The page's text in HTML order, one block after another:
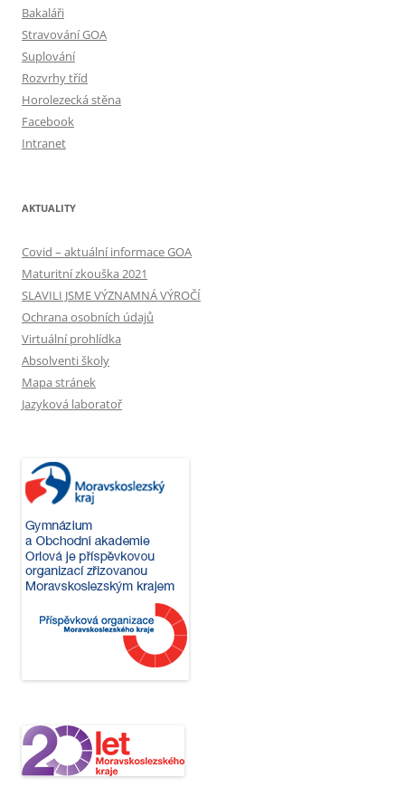
Bakaláři
Stravování GOA
Suplování
Rozvrhy tříd
Horolezecká stěna
Facebook
Intranet
AKTUALITY
Covid – aktuální informace GOA
Maturitní zkouška 2021
SLAVILI JSME VÝZNAMNÁ VÝROČÍ
Ochrana osobních údajů
Virtuální prohlídka
Absolventi školy
Mapa stránek
Jazyková laboratoř